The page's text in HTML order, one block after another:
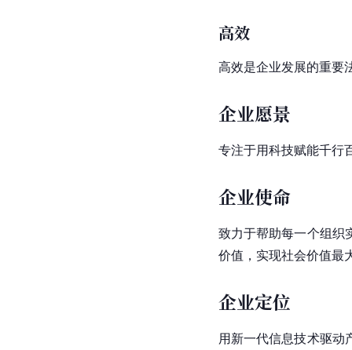
高效
高效是企业发展的重要
企业愿景
专注于用科技赋能千行
企业使命
致力于帮助每一个组织
价值，实现社会价值最
企业定位
用新一代信息技术驱动